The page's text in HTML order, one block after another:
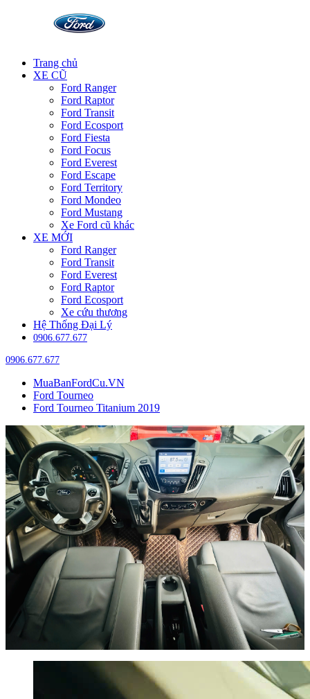
Trang chủ
XE CŨ
Ford Ranger
Ford Raptor
Ford Transit
Ford Ecosport
Ford Fiesta
Ford Focus
Ford Everest
Ford Escape
Ford Territory
Ford Mondeo
Ford Mustang
Xe Ford cũ khác
XE MỚI
Ford Ranger
Ford Transit
Ford Everest
Ford Raptor
Ford Ecosport
Xe cứu thương
Hệ Thống Đại Lý
0906.677.677
0906.677.677
MuaBanFordCu.VN
Ford Tourneo
Ford Tourneo Titanium 2019